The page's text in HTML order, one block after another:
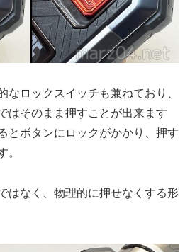
なロックスイッチも兼ねており、
はそのまま押すことが出来ます
とボタンにロックがかかり、押す
。
はなく、物理的に押せなくする形